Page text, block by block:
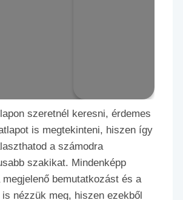
szeretnél keresni, érdemes
is megtekinteni, hiszen így
a számodra
szakikat. Mindenképp
bemutatkozást és a
nézzük meg, hiszen ezekből